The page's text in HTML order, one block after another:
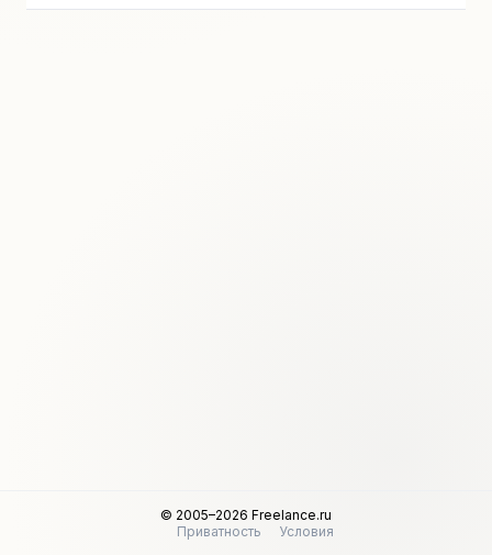
© 2005–2026 Freelance.ru
Приватность
Условия